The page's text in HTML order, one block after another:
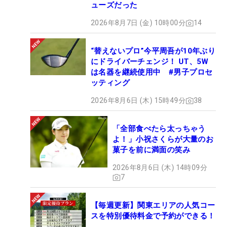
ューズだった
2026年8月7日 (金) 10時00分 14
“替えないプロ”今平周吾が10年ぶり
にドライバーチェンジ！ UT、5W
は名器を継続使用中 #男子プロセ
ッティング
2026年8月6日 (木) 15時49分 38
「全部食べたら太っちゃう
よ！」小祝さくらが大量のお
菓子を前に満面の笑み
2026年8月6日 (木) 14時09分
7
【毎週更新】関東エリアの人気コー
スを特別優待料金で予約ができる！